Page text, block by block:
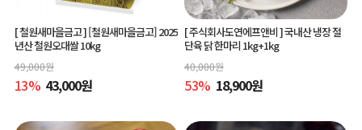
[ 철원새마을금고 ][철원새마을금고] 2025
년산 철원오대쌀 10kg
49,000원
13% 43,000원
[ 주식회사도연에프앤비 ]국내산 냉장 절
단육 닭 한마리 1kg+1kg
40,000원
53% 18,900원